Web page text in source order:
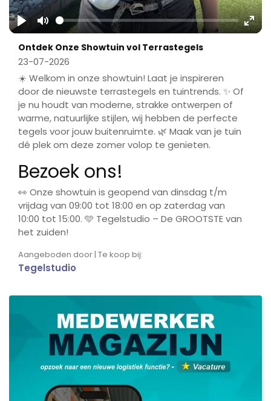
Play Mute
Ontdek Onze Showtuin vol Terrastegels
23-07-2026
☀️ Welkom in onze showtuin! Laat je inspireren
door de nieuwste terrastegels en tuintrends. ✨ Of
je nu houdt van moderne, strakke ontwerpen of
warme, natuurlijke stijlen, wij hebben de perfecte
tegels voor jouw buitenruimte. 🌿 Maak van je tuin
dé plek om deze zomer volop te genieten.
Bezoek ons!
👀 Onze showtuin is geopend van dinsdag t/m
vrijdag van 09:00 tot 18:00 en op zaterdag van
10:00 tot 15:00. 🩵 Tegelstudio – De GROOTSTE van
het zuiden!
Aangeboden door | Te koop bij:
Tegelstudio